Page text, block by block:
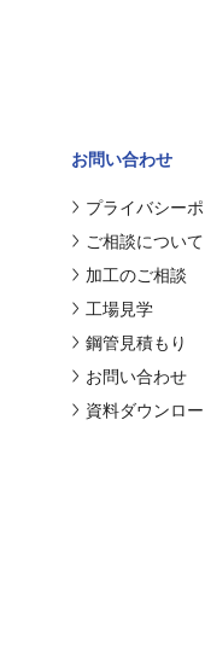
お問い合わせ
プライバシー
ご相談について
加工のご相談
工場見学
鋼管見積もり
お問い合わせ
資料ダウンロー